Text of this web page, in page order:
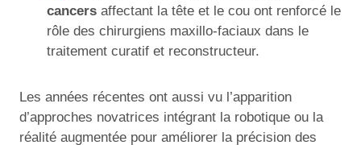
cancers affectant la tête et le cou ont renforcé le
rôle des chirurgiens maxillo-faciaux dans le
traitement curatif et reconstructeur.
Les années récentes ont aussi vu l’apparition
d’approches novatrices intégrant la robotique ou la
réalité augmentée pour améliorer la précision des